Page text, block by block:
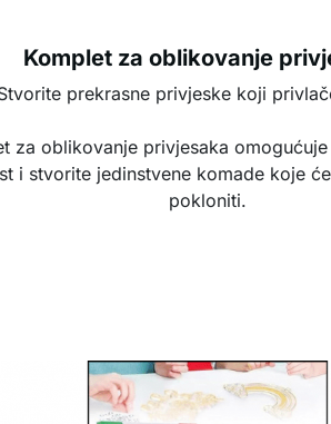
Komplet za oblikovanje
prekrasne privjeske koji
za oblikovanje privjesaka
i stvorite jedinstvene komade koje
pokloniti.